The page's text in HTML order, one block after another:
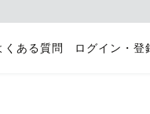
くある質問 ログイン・登